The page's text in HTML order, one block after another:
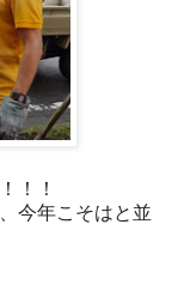
！！
今年こそはと並